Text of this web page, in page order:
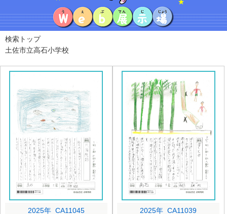
検索トップ
土佐市立高石小学校
2025年 CA11045
2025年 CA11039